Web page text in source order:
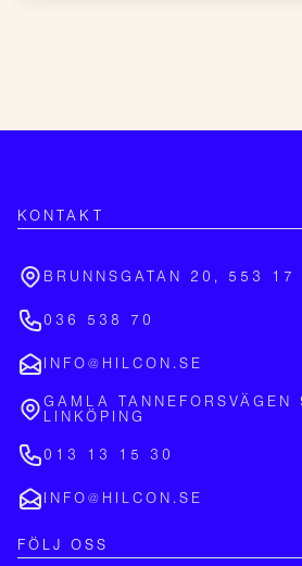
KONTAKT
BRUNNSGATAN 20, 553 17
036 538 70
INFO@HILCON.SE
GAMLA
LINKÖPING
013 13 15 30
INFO@HILCON.SE
FÖLJ OSS